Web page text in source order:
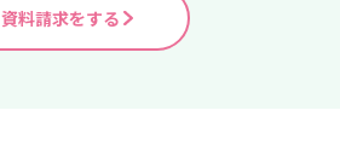
資料請求をする